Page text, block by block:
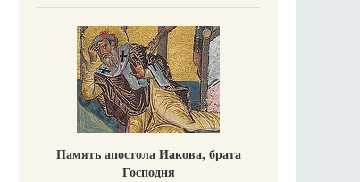
Память апостола Иакова, брата
Господня